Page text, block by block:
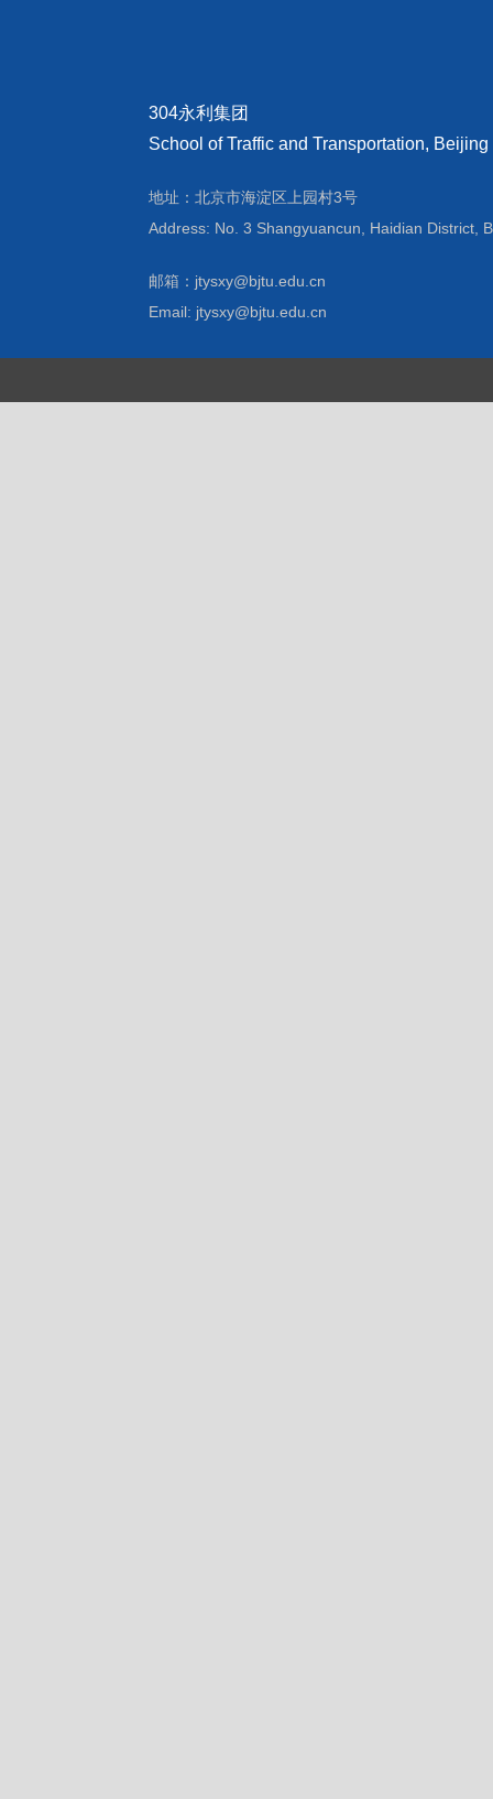
304永利集团
School of Traffic and Transportation,
地址：北京市海淀区上园村3号
Address: No. 3 Shangyuancun, Haidian District,
邮箱：jtysxy@bjtu.edu.cn
Email: jtysxy@bjtu.edu.cn